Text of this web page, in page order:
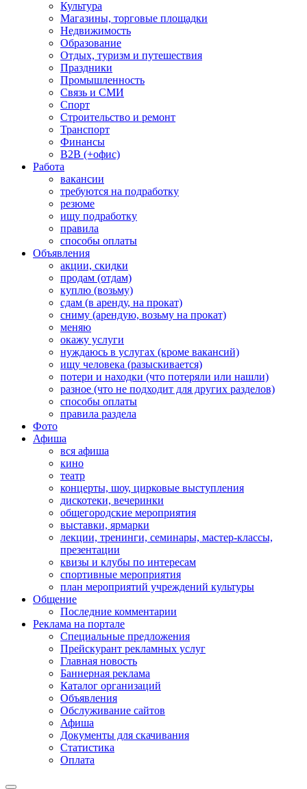
Культура
Магазины, торговые площадки
Недвижимость
Образование
Отдых, туризм и путешествия
Праздники
Промышленность
Связь и СМИ
Спорт
Строительство и ремонт
Транспорт
Финансы
B2B (+офис)
Работа
вакансии
требуются на подработку
резюме
ищу подработку
правила
способы оплаты
Объявления
акции, скидки
продам (отдам)
куплю (возьму)
сдам (в аренду, на прокат)
сниму (арендую, возьму на прокат)
меняю
окажу услуги
нуждаюсь в услугах (кроме вакансий)
ищу человека (разыскивается)
потери и находки (что потеряли или нашли)
разное (что не подходит для других разделов)
способы оплаты
правила раздела
Фото
Афиша
вся афиша
кино
театр
концерты, шоу, цирковые выступления
дискотеки, вечеринки
общегородские мероприятия
выставки, ярмарки
лекции, тренинги, семинары, мастер-классы,
презентации
квизы и клубы по интересам
спортивные мероприятия
план мероприятий учреждений культуры
Общение
Последние комментарии
Реклама на портале
Специальные предложения
Прейскурант рекламных услуг
Главная новость
Баннерная реклама
Каталог организаций
Объявления
Обслуживание сайтов
Афиша
Документы для скачивания
Статистика
Оплата